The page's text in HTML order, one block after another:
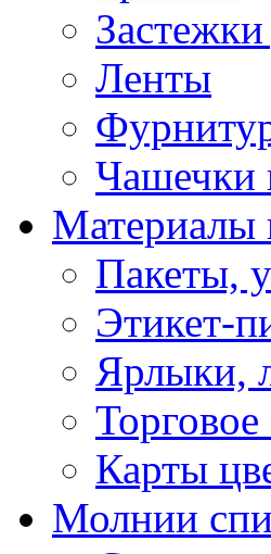
Ленты
Чашечки
Материалы
Пакеты,
Этикет-
Ярлыки,
Карты
Молнии